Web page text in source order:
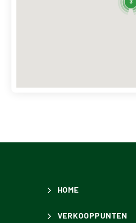
3
HOME
VERKOOPPUNTEN